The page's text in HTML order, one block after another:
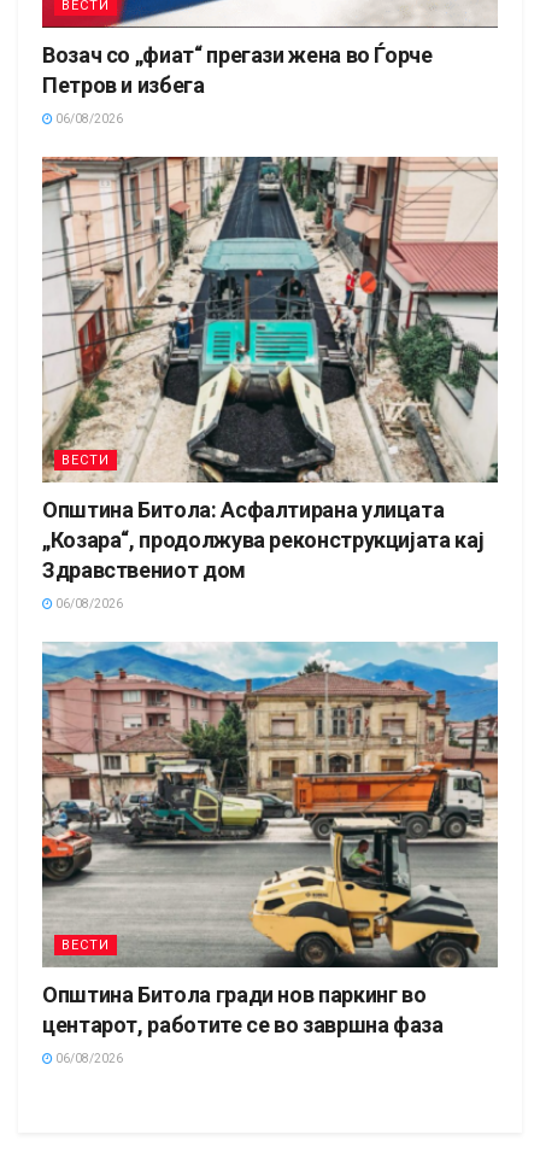
ВЕСТИ
Возач со „фиат“ прегази жена во Ѓорче
Петров и избега
06/08/2026
ВЕСТИ
Општина Битола: Асфалтирана улицата
„Козара“, продолжува реконструкцијата кај
Здравствениот дом
06/08/2026
ВЕСТИ
Општина Битола гради нов паркинг во
центарот, работите се во завршна фаза
06/08/2026